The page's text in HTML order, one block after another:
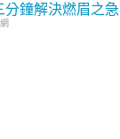
分鐘解決燃眉之急